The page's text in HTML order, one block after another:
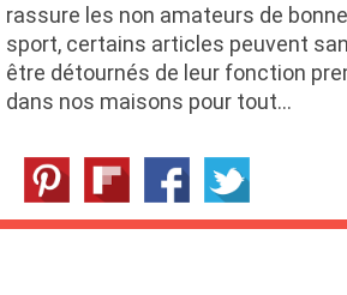
rassure les non amateurs de
sport, certains articles peuvent
être détournés de leur fonction
dans nos maisons pour tout…